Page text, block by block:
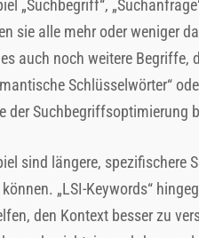
„Suchbegriff“,
sie alle mehr oder weniger
auch noch weitere Begriffe,
Schlüsselwörter“
der Suchbegriffsoptimierung
sind längere,
„LSI-Keywords“
den Kontext besser zu